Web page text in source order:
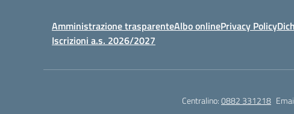
Amministrazione trasparenteAlbo onlinePrivacy Policy
Iscrizioni a.s. 2026/2027
Centralino:0882 331218